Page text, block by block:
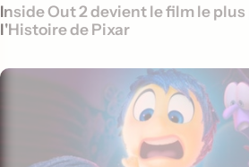
Inside Out 2 devient le film le plus
l'Histoire de Pixar